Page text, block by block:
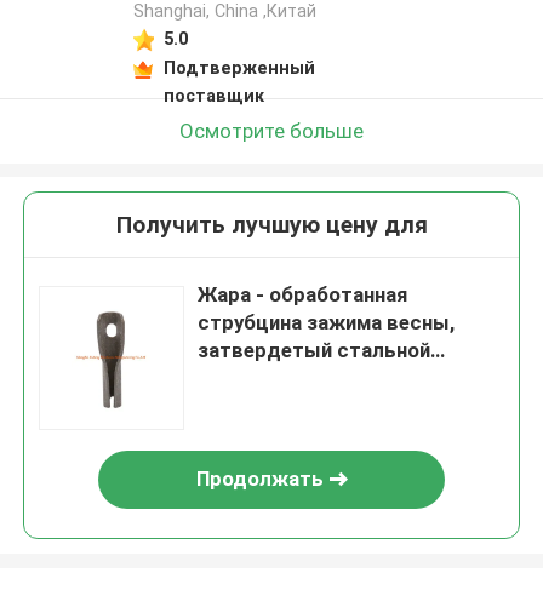
Shanghai, China ,Китай
5.0
Подтверженный
поставщик
Осмотрите больше
Получить лучшую цену для
Жара - обработанная
струбцина зажима весны,
затвердетый стальной
Продолжать